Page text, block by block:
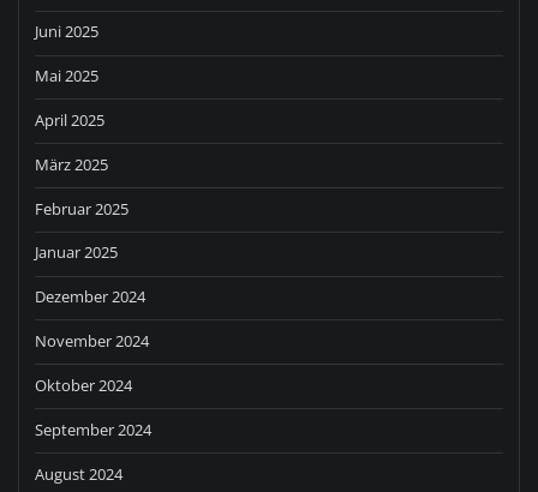
Juni 2025
Mai 2025
April 2025
März 2025
Februar 2025
Januar 2025
Dezember 2024
November 2024
Oktober 2024
September 2024
August 2024